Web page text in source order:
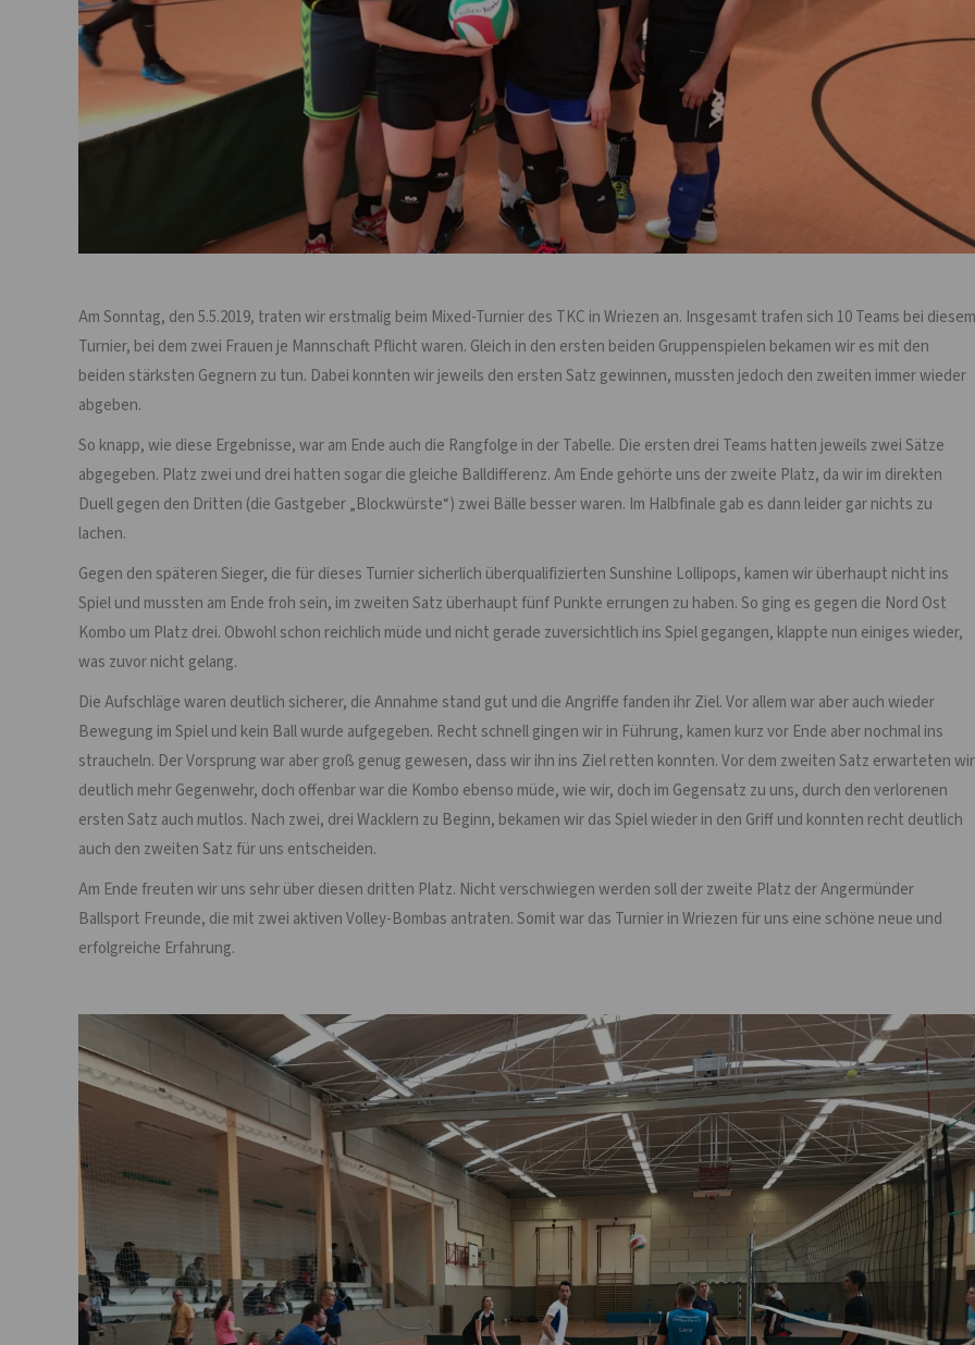
Am Sonntag, den 5.5.2019, traten wir erstmalig beim Mixed-Turnier des TKC in Wriezen an. Insgesamt trafen sich 10 Teams bei diesem
Turnier, bei dem zwei Frauen je Mannschaft Pflicht waren. Gleich in den ersten beiden Gruppenspielen bekamen wir es mit den
beiden stärksten Gegnern zu tun. Dabei konnten wir jeweils den ersten Satz gewinnen, mussten jedoch den zweiten immer wieder
abgeben.
So knapp, wie diese Ergebnisse, war am Ende auch die Rangfolge in der Tabelle. Die ersten drei Teams hatten jeweils zwei Sätze
abgegeben. Platz zwei und drei hatten sogar die gleiche Balldifferenz. Am Ende gehörte uns der zweite Platz, da wir im direkten
Duell gegen den Dritten (die Gastgeber „Blockwürste“) zwei Bälle besser waren. Im Halbfinale gab es dann leider gar nichts zu
lachen.
Gegen den späteren Sieger, die für dieses Turnier sicherlich überqualifizierten Sunshine Lollipops, kamen wir überhaupt nicht ins
Spiel und mussten am Ende froh sein, im zweiten Satz überhaupt fünf Punkte errungen zu haben. So ging es gegen die Nord Ost
Kombo um Platz drei. Obwohl schon reichlich müde und nicht gerade zuversichtlich ins Spiel gegangen, klappte nun einiges wieder,
was zuvor nicht gelang.
Die Aufschläge waren deutlich sicherer, die Annahme stand gut und die Angriffe fanden ihr Ziel. Vor allem war aber auch wieder
Bewegung im Spiel und kein Ball wurde aufgegeben. Recht schnell gingen wir in Führung, kamen kurz vor Ende aber nochmal ins
straucheln. Der Vorsprung war aber groß genug gewesen, dass wir ihn ins Ziel retten konnten. Vor dem zweiten Satz erwarteten wir
deutlich mehr Gegenwehr, doch offenbar war die Kombo ebenso müde, wie wir, doch im Gegensatz zu uns, durch den verlorenen
ersten Satz auch mutlos. Nach zwei, drei Wacklern zu Beginn, bekamen wir das Spiel wieder in den Griff und konnten recht deutlich
auch den zweiten Satz für uns entscheiden.
Am Ende freuten wir uns sehr über diesen dritten Platz. Nicht verschwiegen werden soll der zweite Platz der Angermünder
Ballsport Freunde, die mit zwei aktiven Volley-Bombas antraten. Somit war das Turnier in Wriezen für uns eine schöne neue und
erfolgreiche Erfahrung.